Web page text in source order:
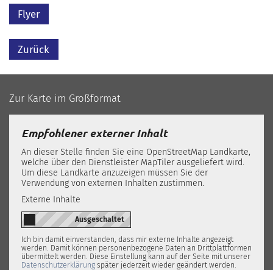
Flyer
Zurück
Zur Karte im Großformat
Empfohlener externer Inhalt
An dieser Stelle finden Sie eine OpenStreetMap Landkarte,
welche über den Dienstleister MapTiler ausgeliefert wird.
Um diese Landkarte anzuzeigen müssen Sie der
Verwendung von externen Inhalten zustimmen.
Externe Inhalte
Ich bin damit einverstanden, dass mir externe Inhalte angezeigt
werden. Damit können personenbezogene Daten an Drittplattformen
übermittelt werden. Diese Einstellung kann auf der Seite mit unserer
Datenschutzerklärung später jederzeit wieder geändert werden.